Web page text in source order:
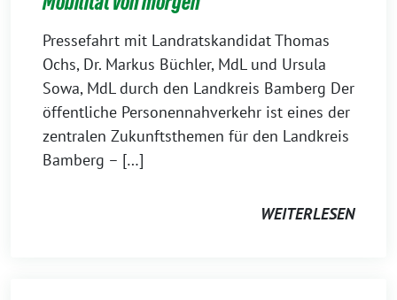
Pressefahrt mit Landratskandidat Thomas
Ochs, Dr. Markus Büchler, MdL und Ursula
Sowa, MdL durch den Landkreis Bamberg Der
öffentliche Personennahverkehr ist eines der
zentralen Zukunftsthemen für den Landkreis
Bamberg – […]
WEITERLESEN